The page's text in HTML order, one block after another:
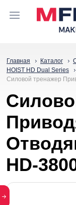
Главная Каталог
HOIST HD Dual Series
Силовой тpeнaжep
HD-